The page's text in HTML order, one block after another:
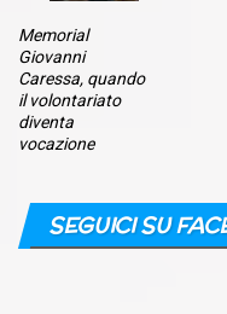
Memorial
Giovanni
Caressa, quando
il volontariato
diventa
vocazione
SEGUICI SU